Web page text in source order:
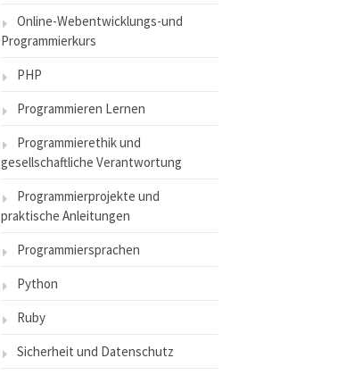
Online-Webentwicklungs-und
Programmierkurs
PHP
Programmieren Lernen
Programmierethik und
gesellschaftliche Verantwortung
Programmierprojekte und
praktische Anleitungen
Programmiersprachen
Python
Ruby
Sicherheit und Datenschutz